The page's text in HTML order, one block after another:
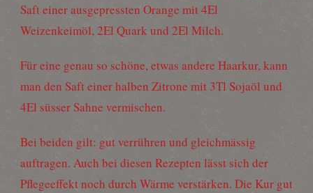
Saft einer ausgepressten Orange mit 4El
Weizenkeimöl, 2El Quark und 2El Milch.
Für eine genau so schöne, etwas andere Haarkur, kann
man den Saft einer halben Zitrone mit 3Tl Sojaöl und
4El süsser Sahne vermischen.
Bei beiden gilt: gut verrühren und gleichmässig
auftragen. Auch bei diesen Rezepten lässt sich der
Pflegeeffekt noch durch Wärme verstärken. Die Kur gut